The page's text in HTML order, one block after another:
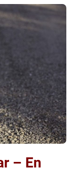
– En